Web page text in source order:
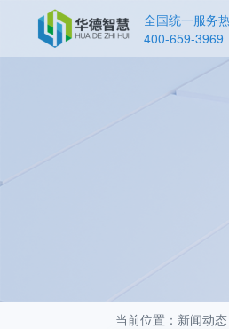
全国统一服务
400-659-3969
当前位置：新闻动